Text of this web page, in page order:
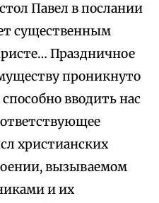
Павел в послании
существенным
Праздничное
проникнуто
вводить нас
христианских
вызываемом
и их